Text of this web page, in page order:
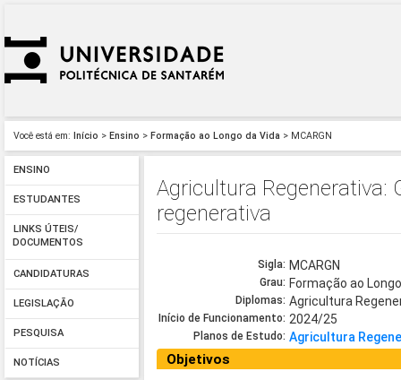
Você está em: Início > Ensino > Formação ao Longo da Vida > MCARGN
ENSINO
ESTUDANTES
LINKS ÚTEIS/
DOCUMENTOS
CANDIDATURAS
LEGISLAÇÃO
PESQUISA
NOTÍCIAS
Agricultura
regenerativa
Sigla: MCARGN
Grau: Formação ao
Diplomas: Agricultura
Início de Funcionamento: 2024/25
Planos de Estudo: Agricultura
Objetivos